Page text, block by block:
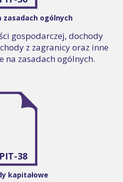
zasadach ogólnych
gospodarczej, dochody
z zagranicy oraz inne
na zasadach ogólnych.
PIT-38
kapitałowe